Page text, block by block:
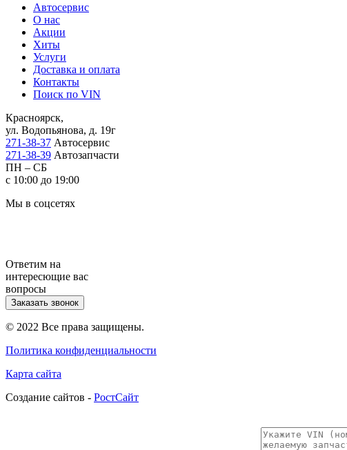
Автосервис
О нас
Акции
Хиты
Услуги
Доставка и оплата
Контакты
Поиск по VIN
Красноярск,
ул. Водопьянова, д. 19г
271-38-37 Автосервис
271-38-39 Автозапчасти
ПН – СБ
с 10:00 до 19:00
Мы в соцсетях
Ответим на
интересющие вас
вопросы
Заказать звонок
© 2022 Все права защищены.
Политика конфиденциальности
Карта сайта
Cоздание сайтов - РостСайт